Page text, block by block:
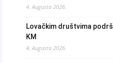
4. Augusta 2026.
Lovačkim društvima
KM
4. Augusta 2026.